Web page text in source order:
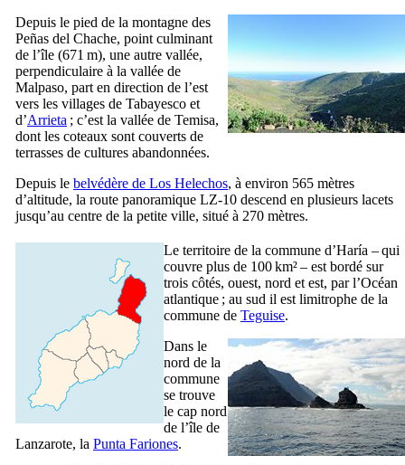
Depuis le pied de la montagne des
Peñas del Chache, point culminant
de l’île (671 m), une autre vallée,
perpendiculaire à la vallée de
Malpaso, part en direction de l’est
vers les villages de Tabayesco et
d’Arrieta ; c’est la vallée de Temisa,
dont les coteaux sont couverts de
terrasses de cultures abandonnées.
Depuis le belvédère de Los Helechos, à environ 565 mètres
d’altitude, la route panoramique LZ-10 descend en plusieurs lacets
jusqu’au centre de la petite ville, situé à 270 mètres.
Le territoire de la commune d’Haría – qui
couvre plus de 100 km² – est bordé sur
trois côtés, ouest, nord et est, par l’Océan
atlantique ; au sud il est limitrophe de la
commune de Teguise.
Dans le
nord de la
commune
se trouve
le cap nord
de l’île de
Lanzarote, la Punta Fariones.